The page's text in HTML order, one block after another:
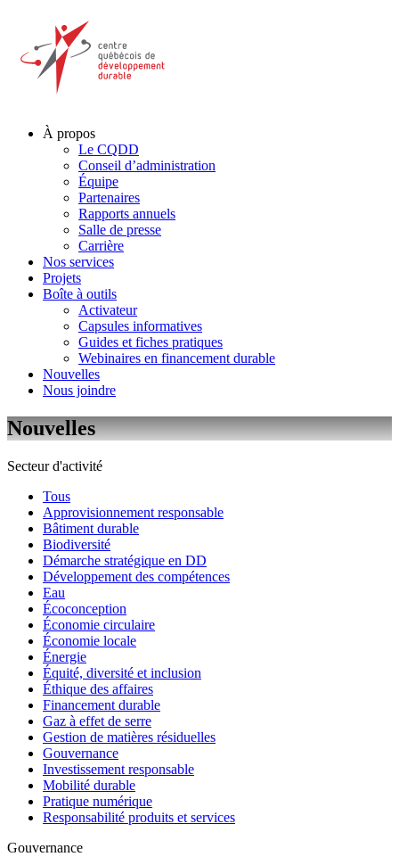
À propos
Le CQDD
Conseil d’administration
Équipe
Partenaires
Rapports annuels
Salle de presse
Carrière
Nos services
Projets
Boîte à outils
Activateur
Capsules informatives
Guides et fiches pratiques
Webinaires en financement durable
Nouvelles
Nous joindre
Nouvelles
Secteur d'activité
Tous
Approvisionnement responsable
Bâtiment durable
Biodiversité
Démarche stratégique en DD
Développement des compétences
Eau
Écoconception
Économie circulaire
Économie locale
Énergie
Équité, diversité et inclusion
Éthique des affaires
Financement durable
Gaz à effet de serre
Gestion de matières résiduelles
Gouvernance
Investissement responsable
Mobilité durable
Pratique numérique
Responsabilité produits et services
Gouvernance